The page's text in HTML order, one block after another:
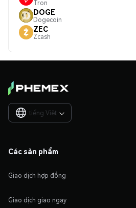
Tron
DOGE
Dogecoin
ZEC
Zcash
tiếng Việt 
Các sản phẩm
Giao dịch hợp đồng
Giao dịch giao ngay